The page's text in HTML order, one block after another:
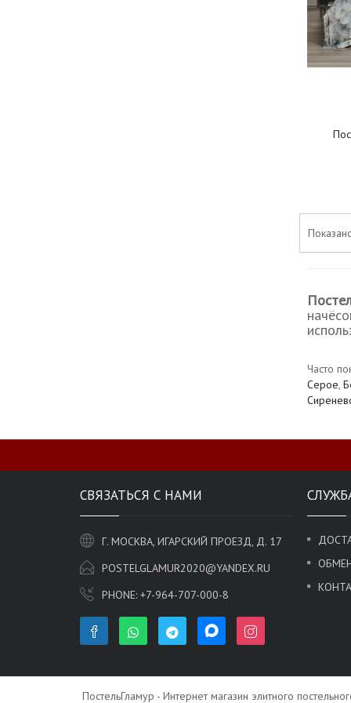
Часто
Серое,
СВЯЗАТЬСЯ С НАМИ
Г. МОСКВА, ИГАРСКИЙ ПРОЕЗД, Д. 17
POSTELGLAMUR2020@YANDEX.RU
PHONE: +7-964-707-000-8
ПостельГламур - Интернет магазин элитного